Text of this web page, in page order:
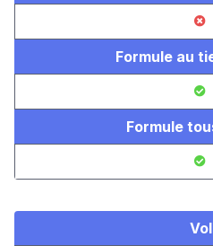
Formule au
Formule
Vol